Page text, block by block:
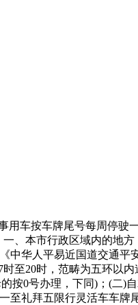
按车牌尾号每周停驶一
、本市行政区域内的地
中华人平易近国道交通平
20时，范畴为五环以内
0号办理，下同)；(二)
至礼拜五限行灵活车车牌